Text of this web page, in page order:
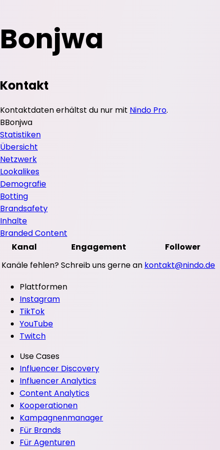
Bonjwa
Kontakt
Kontaktdaten erhältst du nur mit Nindo Pro.
BBonjwa
Statistiken
Übersicht
Netzwerk
Lookalikes
Demografie
Botting
Brandsafety
Inhalte
Branded Content
Kanal
Engagement
Follower
Kanäle fehlen? Schreib uns gerne an kontakt@nindo.de
Plattformen
Instagram
TikTok
YouTube
Twitch
Use Cases
Influencer Discovery
Influencer Analytics
Content Analytics
Kooperationen
Kampagnenmanager
Für Brands
Für Agenturen